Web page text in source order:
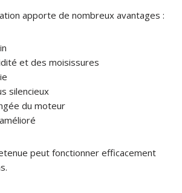
apporte de nombreux avantages :
et des moisissures
silencieux
du moteur
peut fonctionner efficacement